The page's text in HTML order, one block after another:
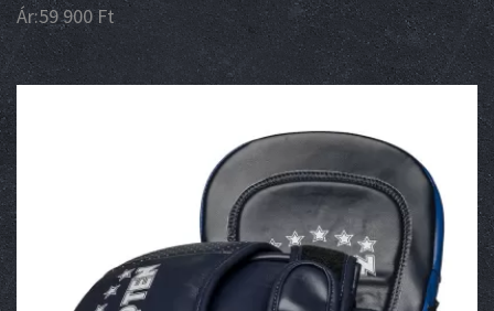
Ár:59 900Ft